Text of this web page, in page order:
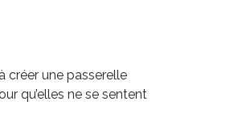
créer une passerelle
qu’elles ne se sentent